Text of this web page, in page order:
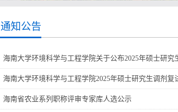
通知公告
海南大学环境科学与工程学院关于公布2025年硕士研究
海南大学环境科学与工程学院2025年硕士研究生调剂复
海南省农业系列职称评审专家库人选公示